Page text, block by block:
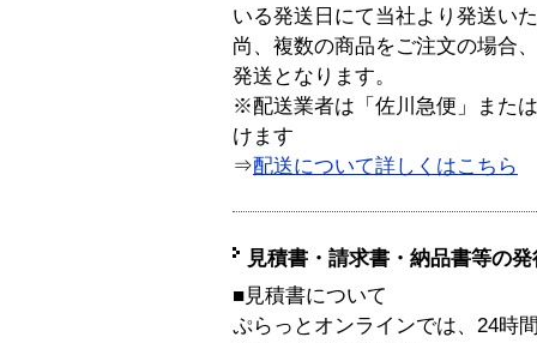
いる発送日にて当社より発送い
尚、複数の商品をご注文の場合
発送となります。
※配送業者は「佐川急便」また
けます
⇒配送について詳しくはこちら
見積書・請求書・納品書等の
■見積書について
ぷらっとオンラインでは、24時